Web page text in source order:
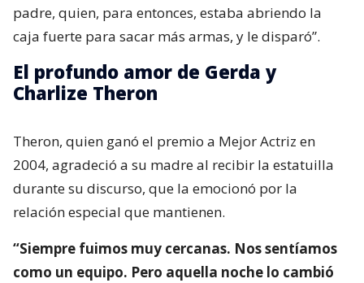
padre, quien, para entonces, estaba abriendo la
caja fuerte para sacar más armas, y le disparó”.
El profundo amor de Gerda y
Charlize Theron
Theron, quien ganó el premio a Mejor Actriz en
2004, agradeció a su madre al recibir la estatuilla
durante su discurso, que la emocionó por la
relación especial que mantienen.
“Siempre fuimos muy cercanas. Nos sentíamos
como un equipo. Pero aquella noche lo cambió